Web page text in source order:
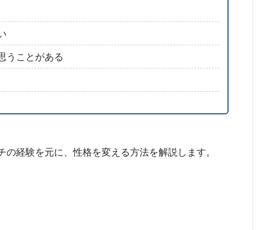
うことがある
経験を元に、性格を変える方法を解説します。